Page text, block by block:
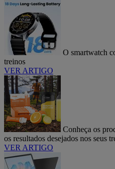
O smartwatch
treinos
VER ARTIGO
Conheça os
os resultados desejados nos seus
VER ARTIGO